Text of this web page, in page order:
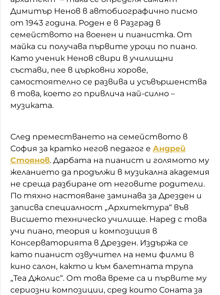
Димитър Ненов в автобиографично писмо
от 1943 година. Роден е в Разград в
семейството на военен и пианистка. От
майка си получава първите уроци по пиано.
Като ученик Ненов свири в училищни
състави, пее в църковни хорове,
самостоятелно се развива и усъвършенства
в това, което го привлича най-силно –
музиката.
След преместването на семейството в
София за кратко негов педагог е Андрей
Стоянов. Дарбата на пианист и голямото му
желанието да продължи в музикална академия
не среща разбиране от неговите родители.
По тяхно настояване заминава за Дрезден и
записва специалност „Архитектура“ във
Висшето техническо училище. Наред с това
учи пиано, теория и композиция в
Консерваторията в Дрезден. Издържа се
като пианист озвучител на неми филми в
кино салон, както и към балетната трупа
„Теа Джолис“. От това време са и първите му
сериозни композиции, сред които Соната за